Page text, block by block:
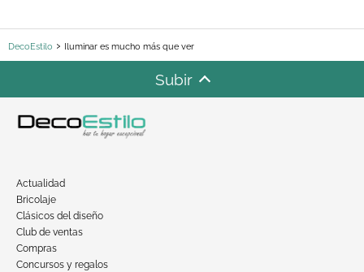
DecoEstilo Iluminar es mucho más que ver
Subir
Actualidad
Bricolaje
Clásicos del diseño
Club de ventas
Compras
Concursos y regalos